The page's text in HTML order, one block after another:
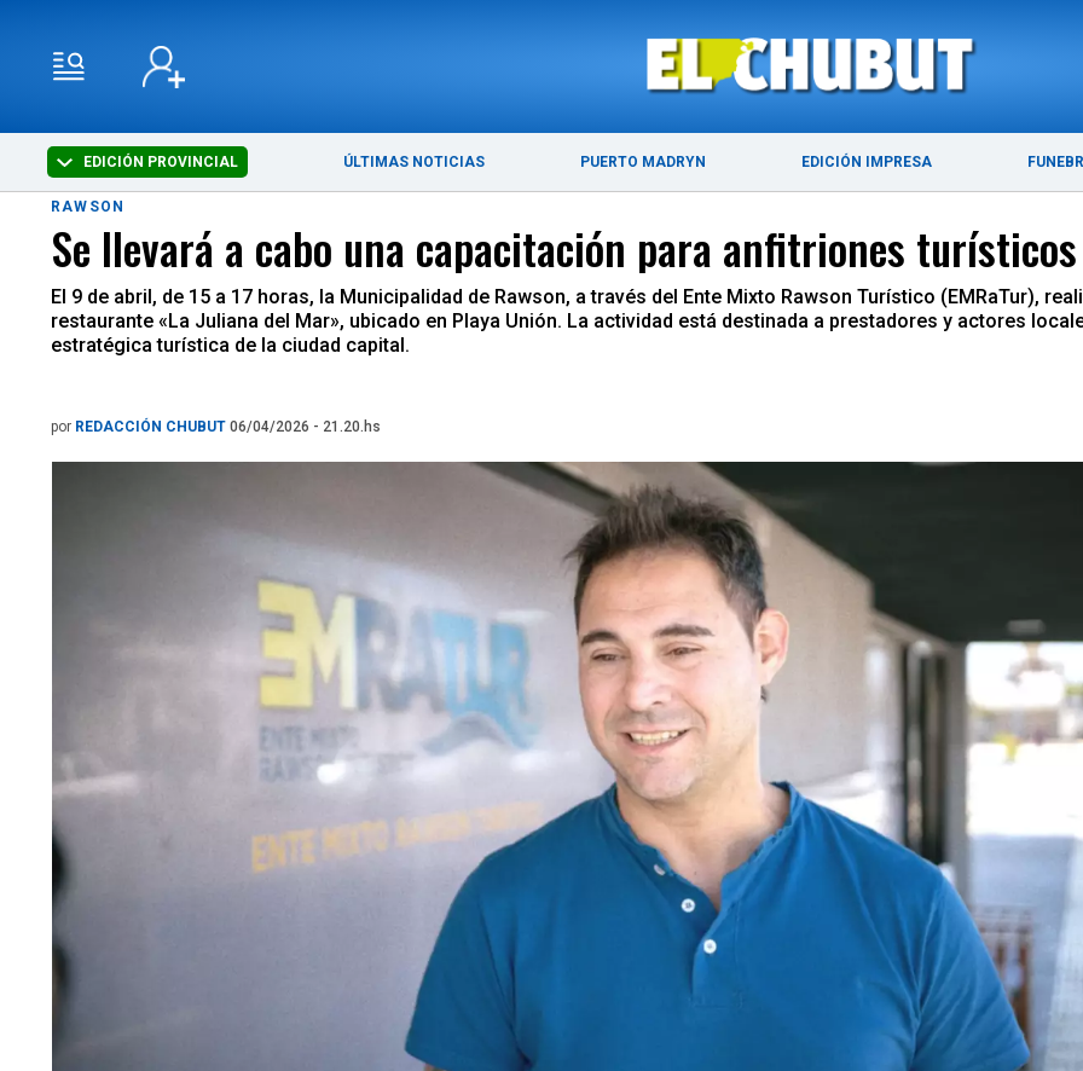
EDICIÓN PROVINCIAL ÚLTIMAS NOTICIAS PUERTO MADRYN EDICIÓN IMPRESA
ÚLTIMAS NOTICIAS PUERTO MADRYN
RAWSON
Se llevará a cabo una capacitación para anfitriones turísticos
El 9 de abril, de 15 a 17 horas, la Municipalidad de Rawson, a través del Ente Mixto Rawson Turístico (EMRaTur),
restaurante «La Juliana del Mar», ubicado en Playa Unión. La actividad está destinada a prestadores y actores
estratégica turística de la ciudad capital.
por REDACCIÓN CHUBUT 06/04/2026 - 21.20.hs